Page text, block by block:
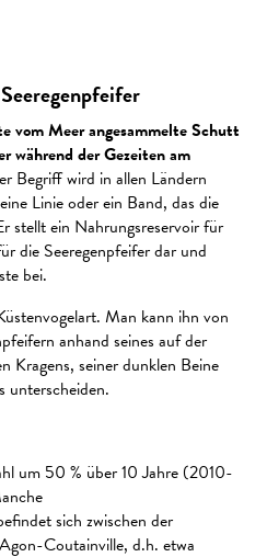
vom Meer angesammelte Schutt
während der Gezeiten am
Begriff wird in allen Ländern
Linie oder ein Band, das die
stellt ein Nahrungsreservoir für
die Seeregenpfeifer dar und
bei.
Man kann ihn von
anhand seines auf der
Kragens, seiner dunklen Beine
unterscheiden.
um 50 % über 10 Jahre (2010-
sich zwischen der
Coutainville, d.h. etwa